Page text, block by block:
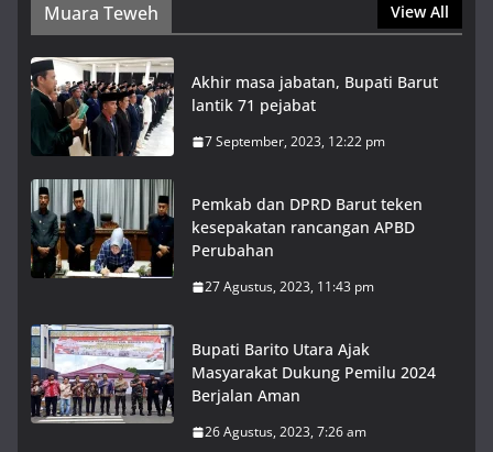
Muara Teweh View All
Akhir masa jabatan, Bupati Barut
lantik 71 pejabat
7 September, 2023, 12:22 pm
Pemkab dan DPRD Barut teken
kesepakatan rancangan APBD
Perubahan
27 Agustus, 2023, 11:43 pm
Bupati Barito Utara Ajak
Masyarakat Dukung Pemilu 2024
Berjalan Aman
26 Agustus, 2023, 7:26 am